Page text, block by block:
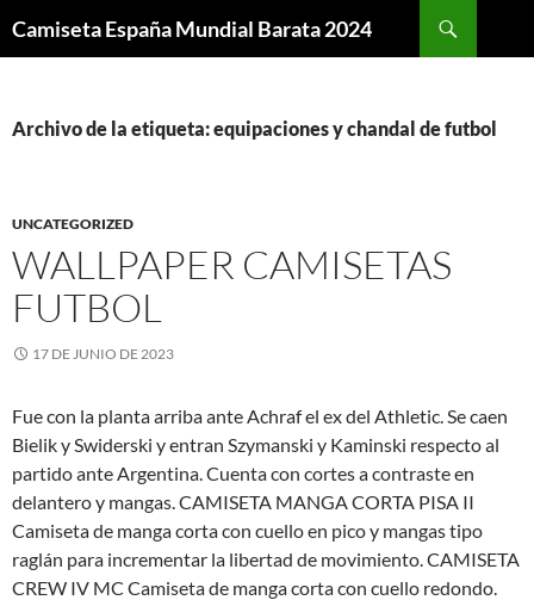
Camiseta España Mundial Barata 2024
Archivo de la etiqueta: equipaciones y chandal de futbol
UNCATEGORIZED
WALLPAPER CAMISETAS
FUTBOL
17 DE JUNIO DE 2023
Fue con la planta arriba ante Achraf el ex del Athletic. Se caen
Bielik y Swiderski y entran Szymanski y Kaminski respecto al
partido ante Argentina. Cuenta con cortes a contraste en
delantero y mangas. CAMISETA MANGA CORTA PISA II
Camiseta de manga corta con cuello en pico y mangas tipo
raglán para incrementar la libertad de movimiento. CAMISETA
CREW IV MC Camiseta de manga corta con cuello redondo.